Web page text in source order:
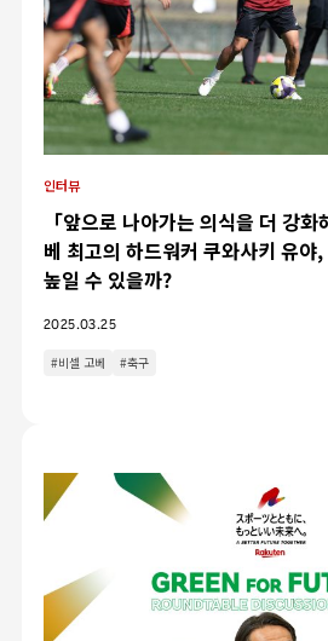
인터뷰
「앞으로 나아가는 의식을 더 강
베 최고의 하드워커 쿠와사키 유야
높일 수 있을까?
2025.03.25
#비셀 고베 #축구